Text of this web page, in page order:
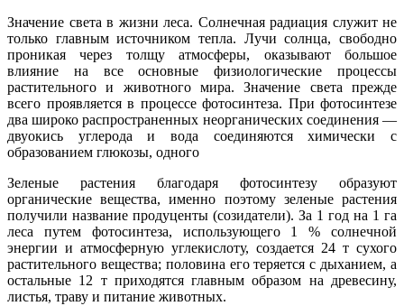
Значение света в жизни леса. Солнечная радиация служит не
только главным источником тепла. Лучи солнца, свободно
проникая через толщу атмосферы, оказывают большое
влияние на все основные физиологические процессы
растительного и животного мира. Значение света прежде
всего проявляется в процессе фотосинтеза. При фотосинтезе
два широко распространенных неорганических соединения —
двуокись углерода и вода соединяются химически с
образованием глюкозы, одного
Зеленые растения благодаря фотосинтезу образуют
органические вещества, именно поэтому зеленые растения
получили название продуценты (созидатели). За 1 год на 1 га
леса путем фотосинтеза, использующего 1 % солнечной
энергии и атмосферную углекислоту, создается 24 т сухого
растительного вещества; половина его теряется с дыханием, а
остальные 12 т приходятся главным образом на древесину,
листья, траву и питание животных.